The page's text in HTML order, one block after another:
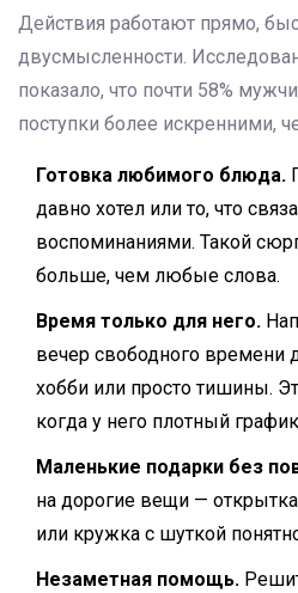
Действия работают прямо,
двусмысленности.
показало, что почти 58%
поступки более искренними,
Готовка любимого блюда.
давно хотел или то, что
воспоминаниями. Такой
больше, чем любые слова.
Время только для него.
вечер свободного времени
хобби или просто тишины.
когда у него плотный
Маленькие подарки без
на дорогие вещи —
или кружка с шуткой
Незаметная помощь.